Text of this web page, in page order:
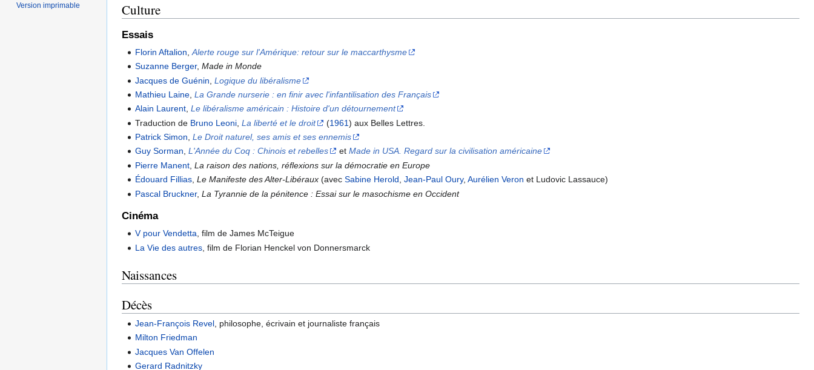
Culture
Essais
Florin Aftalion ,Alerte rouge sur l'Amérique: retour sur le maccarthysme
Suzanne Berger,Made in Monde
Jacques de Guénin ,Logique du libéralisme
Mathieu Laine ,La Grande nurserie : en finir avec l'infantilisation des Français
Alain Laurent,Le libéralisme américain : Histoire d'un détournement
Traduction de Bruno Leoni ,La liberté et le droit (1961) aux Belles Lettres.
Patrick Simon ,Le Droit naturel, ses amis et ses ennemis
Guy Sorman,L'Année du Coq : Chinois et rebelles etMade in USA. Regard sur la civilisation américaine
Pierre Manent ,La raison des nations, réflexions sur la démocratie en Europe
Édouard Fillias,Le Manifeste des Alter-Libéraux (avecSabine Herold,Jean-Paul Oury,Aurélien Veron et Ludovic Lassauce)
Pascal Bruckner,La Tyrannie de la pénitence : Essai sur le masochisme en Occident
Cinéma
V pour Vendetta, film de James McTeigue
La Vie des autres , film de Florian Henckel von Donnersmarck
Naissances
Décès
Jean-François Revel , philosophe, écrivain et journaliste français
Milton Friedman
Jacques Van Offelen
Gerard Radnitzky
Version imprimable